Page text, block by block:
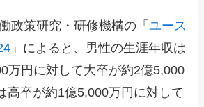
政策研究・研修機構の「ユース
」によると、男性の生涯年収は
万円に対して大卒が約2億5,000
高卒が約1億5,000万円に対して